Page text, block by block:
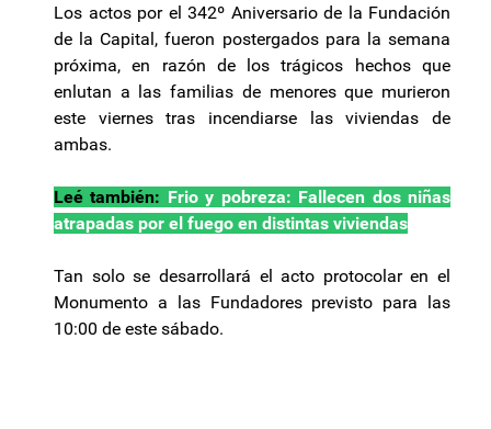
Los actos por el 342º Aniversario de la Fundación
de la Capital, fueron postergados para la semana
próxima, en razón de los trágicos hechos que
enlutan a las familias de menores que murieron
este viernes tras incendiarse las viviendas de
ambas.
Leé también: Frio y pobreza: Fallecen dos niñas
atrapadas por el fuego en distintas viviendas
Tan solo se desarrollará el acto protocolar en el
Monumento a las Fundadores previsto para las
10:00 de este sábado.